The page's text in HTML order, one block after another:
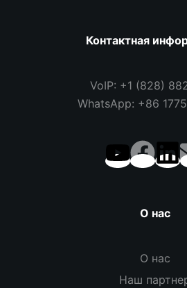
Контактная
VoIP: +1 (828)
WhatsApp: +86
О нас
О нас
Наш